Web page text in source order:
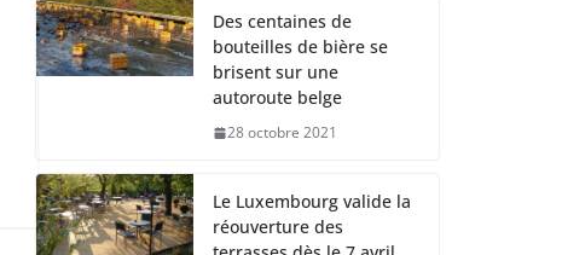
Des centaines de
bouteilles de bière se
brisent sur une
autoroute belge
28 octobre 2021
Le Luxembourg valide la
réouverture des